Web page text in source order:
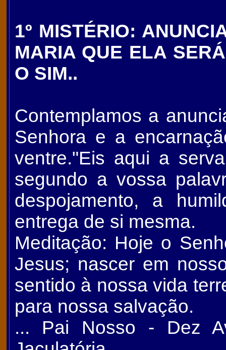
1º MISTÉRIO:
MARIA QUE ELA
O SIM..
Contemplamos a
Senhora e a
ventre."Eis aqui a
segundo a vossa
despojamento, a
entrega de si mesma.
Meditação: Hoje o
Jesus; nascer em
sentido à nossa vida
para nossa salvação.
... Pai Nosso - Dez